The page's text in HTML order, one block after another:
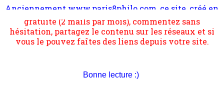
2006 lors du mouvement anti-CPE, a rendu compte de
s'occupe plus largement de rendre compte d'une
transformation dans les paradigmes philosophiques
suivant la pensée du Dehors ou du Surpli, omme la
quantique, résolvant la plupart des impasses
gratuite (2 mails par mois), commentez sans
hésitation, partagez le contenu sur les réseaux et si
vous le pouvez faîtes des liens depuis votre site.
Bonne lecture :)